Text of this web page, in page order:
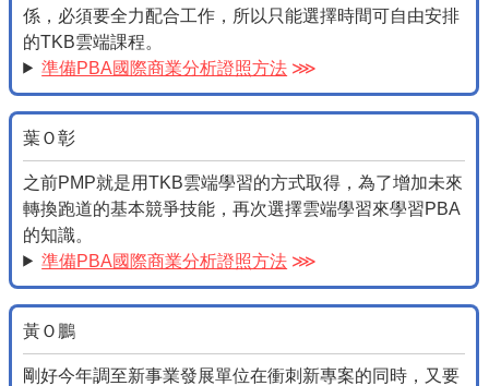
係，必須要全力配合工作，所以只能選擇時間可自由安排
的TKB雲端課程。
準備PBA國際商業分析證照方法 ⋙
葉Ｏ彰
之前PMP就是用TKB雲端學習的方式取得，為了增加未來
轉換跑道的基本競爭技能，再次選擇雲端學習來學習PBA
的知識。
準備PBA國際商業分析證照方法 ⋙
黃Ｏ鵬
剛好今年調至新事業發展單位在衝刺新專案的同時，又要